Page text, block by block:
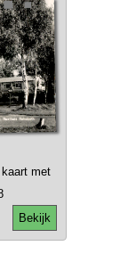
met
Bekijk